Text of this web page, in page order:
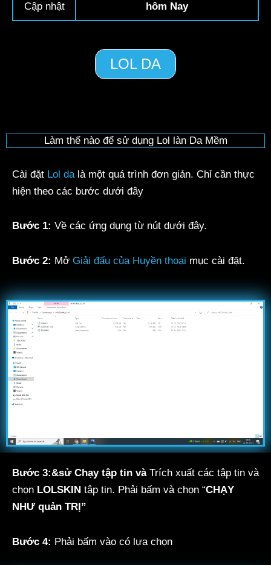
Cập nhật hôm Nay
LOL DA
Làm thế nào để sử dụng Lol làn Da Mềm
Cài đặt Lol da là một quá trình đơn giản. Chỉ cần thực
hiện theo các bước dưới đây
Bước 1: Về các ứng dụng từ nút dưới đây.
Bước 2: Mở Giải đấu của Huyền thoại mục cài đặt.
Bước 3:&sử Chạy tập tin và Trích xuất các tập tin và
chọn LOLSKIN tập tin. Phải bấm và chọn “CHẠY
NHƯ quản TRỊ”
Bước 4: Phải bấm vào có lựa chọn